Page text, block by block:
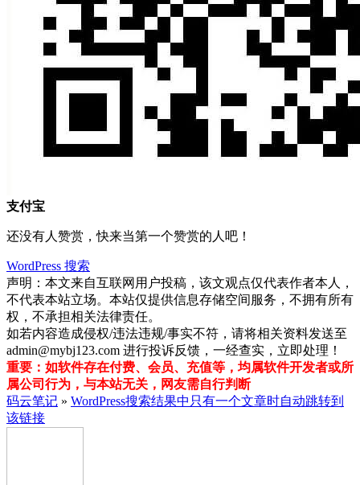
支付宝
还没有人赞赏，快来当第一个赞赏的人吧！
WordPress 搜索
声明：本文来自互联网用户投稿，该文观点仅代表作者本人，
不代表本站立场。本站仅提供信息存储空间服务，不拥有所有
权，不承担相关法律责任。
如若内容造成侵权/违法违规/事实不符，请将相关资料发送至
admin@mybj123.com 进行投诉反馈，一经查实，立即处理！
重要：如软件存在付费、会员、充值等，均属软件开发者或所
属公司行为，与本站无关，网友需自行判断
码云笔记 » WordPress搜索结果中只有一个文章时自动跳转到
该链接